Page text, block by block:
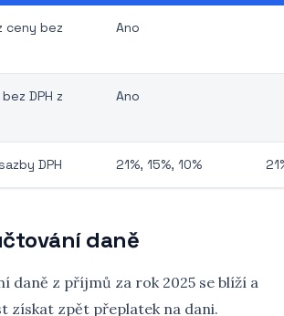
ceny bez
Ano
DPH z
Ano
DPH 21%, 15%, 10%
daně
daně z příjmů za rok 2025 se blíží a
získat zpět přeplatek na dani.